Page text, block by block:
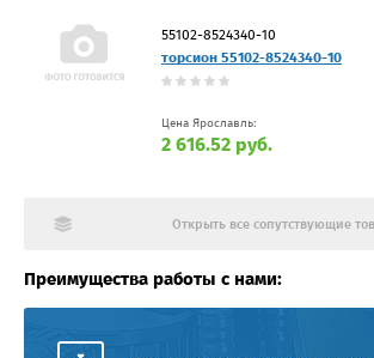
55102-8524340-10
торсион 55102-8524340-10
Цена Ярославль:
2 616.52 руб.
Открыть все сопутствующие
Преимущества работы с нами: